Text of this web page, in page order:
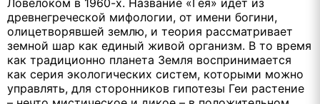
древнегреческой мифологии, от имени богини,
олицетворявшей землю, и теория рассматривает
земной шар как единый живой организм. В то время
как традиционно планета Земля воспринимается
как серия экологических систем, которыми можно
управлять, для сторонников гипотезы Геи растение